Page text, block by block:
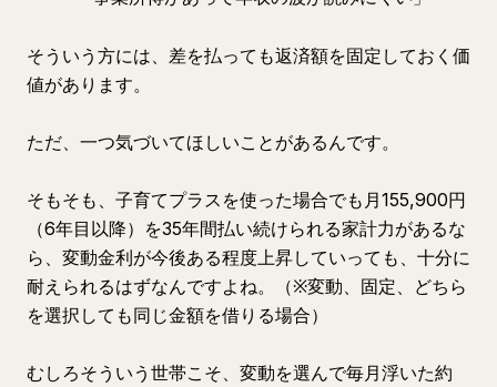
そういう方には、差を払っても返済額を固定しておく価
値があります。
ただ、一つ気づいてほしいことがあるんです。
そもそも、子育てプラスを使った場合でも月155,900円
（6年目以降）を35年間払い続けられる家計力があるな
ら、変動金利が今後ある程度上昇していっても、十分に
耐えられるはずなんですよね。（※変動、固定、どちら
を選択しても同じ金額を借りる場合）
むしろそういう世帯こそ、変動を選んで毎月浮いた約